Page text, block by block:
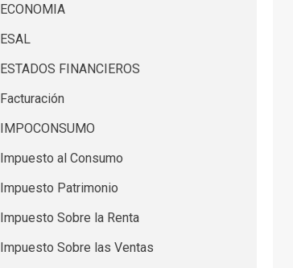
ECONOMIA
ESAL
ESTADOS FINANCIEROS
Facturación
IMPOCONSUMO
Impuesto al Consumo
Impuesto Patrimonio
Impuesto Sobre la Renta
Impuesto Sobre las Ventas